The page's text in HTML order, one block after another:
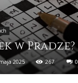
w Pradze?
2025 267 0